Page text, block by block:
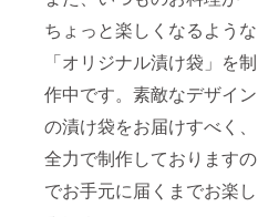
ちょっと楽しくなるような
「オリジナル漬け袋」を制
作中です。素敵なデザイン
の漬け袋をお届けすべく、
全力で制作しておりますの
でお手元に届くまでお楽し